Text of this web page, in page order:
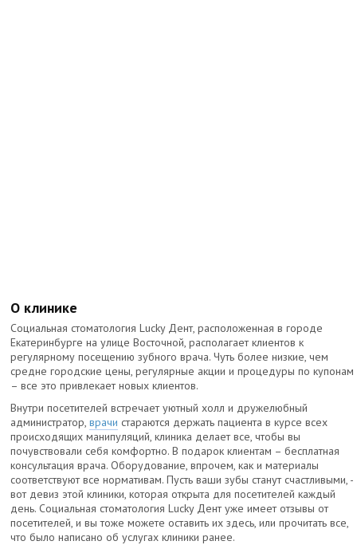
О клинике
Социальная стоматология Lucky Дент, расположенная в городе
Екатеринбурге на улице Восточной, располагает клиентов к
регулярному посещению зубного врача. Чуть более низкие, чем
средне городские цены, регулярные акции и процедуры по купонам
– все это привлекает новых клиентов.
Внутри посетителей встречает уютный холл и дружелюбный
администратор,врачи стараются держать пациента в курсе всех
происходящих манипуляций, клиника делает все, чтобы вы
почувствовали себя комфортно. В подарок клиентам – бесплатная
консультация врача. Оборудование, впрочем, как и материалы
соответствуют все нормативам. Пусть ваши зубы станут счастливыми, -
вот девиз этой клиники, которая открыта для посетителей каждый
день. Социальная стоматология Lucky Дент уже имеет отзывы от
посетителей, и вы тоже можете оставить их здесь, или прочитать все,
что было написано об услугах клиники ранее.